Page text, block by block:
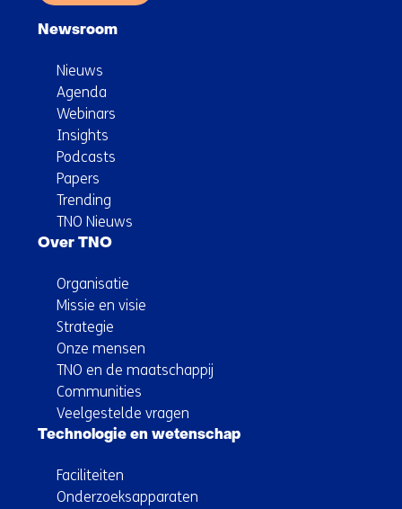
Newsroom
Nieuws
Agenda
Webinars
Insights
Podcasts
Papers
Trending
TNO Nieuws
Over TNO
Organisatie
Missie en visie
Strategie
Onze mensen
TNO en de maatschappij
Communities
Veelgestelde vragen
Technologie en wetenschap
Faciliteiten
Onderzoeksapparaten